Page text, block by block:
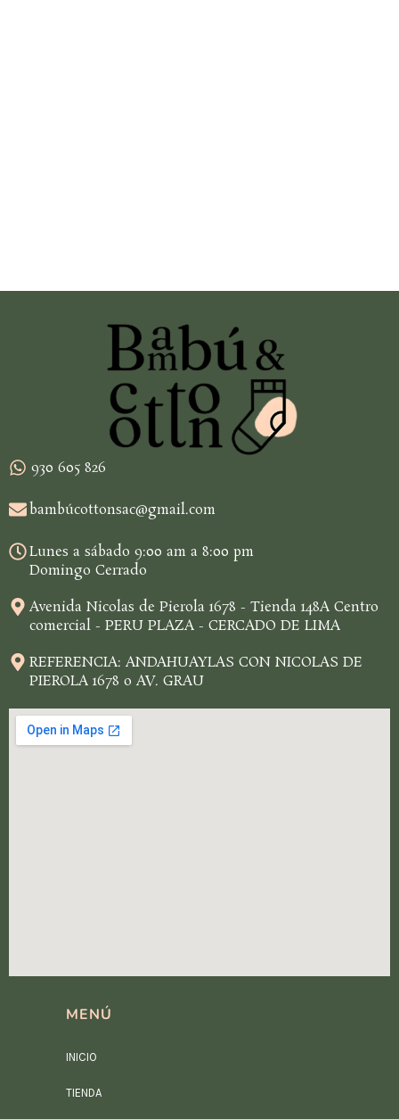
930 605 826
bambúcottonsac@gmail.com
Lunes a sábado 9:00 am a 8:00 pm
Domingo Cerrado
Avenida Nicolas de Pierola 1678 - Tienda 148A Centro
comercial - PERU PLAZA - CERCADO DE LIMA
REFERENCIA: ANDAHUAYLAS CON NICOLAS DE
PIEROLA 1678 o AV. GRAU
MENÚ
INICIO
TIENDA